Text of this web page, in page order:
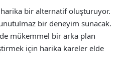
harika bir alternatif oluşturuyor.
bir deneyim sunacak.
mükemmel bir arka plan
için harika kareler elde